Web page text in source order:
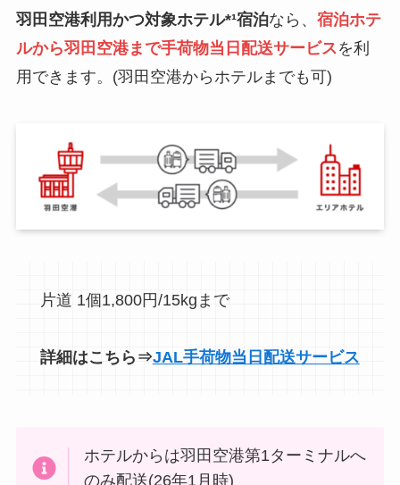
羽田空港利用かつ対象ホテル*¹宿泊なら、 宿泊ホテ
ルから羽田空港まで手荷物当日 配送サービスを利
用できます。(羽田空港からホテルまでも可)
片道 1個1,800円/15kgまで
詳細はこちら⇒JAL手荷物当日配送サービス
ホテルからは羽田空港第1ターミナルへ
のみ配送(26年1月時)